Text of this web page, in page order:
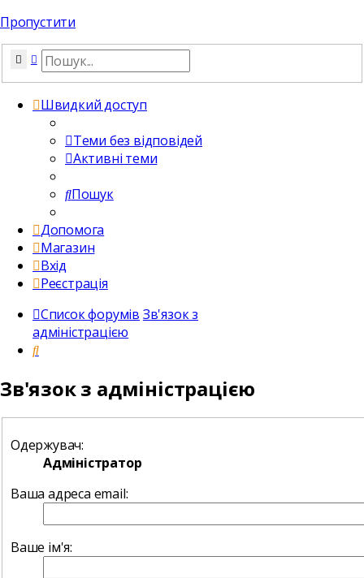
Пропустити
Пошук
Розширений пошук
Швидкий доступ
Теми без відповідей
Активні теми
Пошук
Допомога
Магазин
Вхід
Реєстрація
Список форумів Зв'язок з
адміністрацією
Пошук
Зв'язок з адміністрацією
Одержувач:
Адміністратор
Ваша адреса email:
Ваше ім'я: